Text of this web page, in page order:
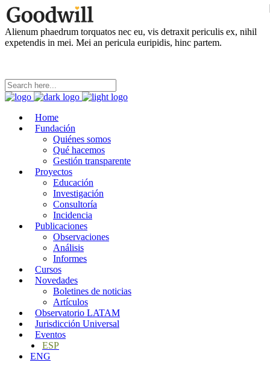
Alienum phaedrum torquatos nec eu, vis detraxit periculis ex, nihil
expetendis in mei. Mei an pericula euripidis, hinc partem.
Home
Fundación
Quiénes somos
Qué hacemos
Gestión transparente
Proyectos
Educación
Investigación
Consultoría
Incidencia
Publicaciones
Observaciones
Análisis
Informes
Cursos
Novedades
Boletines de noticias
Artículos
Observatorio LATAM
Jurisdicción Universal
Eventos
ESP
ENG